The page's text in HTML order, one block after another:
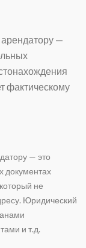
—
фактическому
— это
документах
не
Юридический
и т.д.